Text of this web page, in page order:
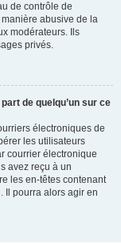
de contrôle de
manière abusive de la
modérateurs. Ils
privés.
de quelqu’un sur ce
électroniques de
les utilisateurs
courrier électronique
avez reçu à un
les en-têtes contenant
Il pourra alors agir en